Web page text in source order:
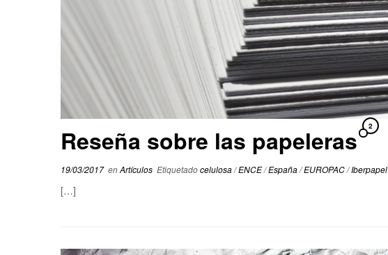
Reseña sobre las papeleras 2
19/03/2017enArtículos Etiquetadocelulosa/ENCE/España/EUROPAC/Iberpapel
[…]